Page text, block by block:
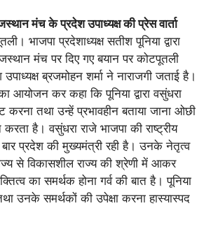
मंच के प्रदेश उपाध्यक्ष की प्रेस वार्ता
भाजपा प्रदेशाध्यक्ष सतीश पूनिया द्वारा
मंच पर दिए गए बयान पर कोटपूतली
ब्रजमोहन शर्मा ने नाराजगी जताई है।
का आयोजन कर कहा कि पूनिया द्वारा वसुंधरा
करना तथा उन्हें प्रभावहीन बताया जाना ओछी
करता है। वसुंधरा राजे भाजपा की राष्ट्रीय
बार प्रदेश की मुख्यमंत्री रही है। उनके नेतृत्व
से विकासशील राज्य की श्रेणी में आकर
का समर्थक होना गर्व की बात है। पूनिया
तथा उनके समर्थकों की उपेक्षा करना हास्यास्पद